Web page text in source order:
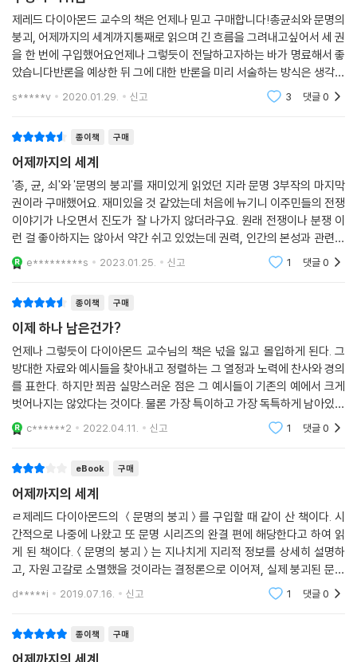
를 완성했다.
호모사피엔스의 출현에서 최첨단 기술문명까지 진화해온 인류역사에서
문화, 관습, 제도, 규범은 어떻게 변해왔는가? 6백만 년간 지속된 전통사
회는 1만 년 전 시작된 문명사회에 어떤 지혜와 가치를 알려주는가? 다이
아몬드 교수는 전통사회를 낭만적으로 미화하지는 않는다. 현대인에게는
가 더 건강하게 오래 살 수 있는 방법, 노후를 더 즐겁게 살 수 있는 방법, 아
이들을 더 자유롭게 키울 수 있는 방법을 어제의 세계로부터 배울 수 있음
을 역설한다. 문화인류학, 생태지리학, 언어학, 생물학, 법학 등을 총망라
한 압도적 지식, 눈부신 통찰을 통해 오늘의 역사이자 미래인 어제의 존재
이유를 생생하게 파헤쳤다. 지금보다 더 나은 삶의 방식을 찾고자 한다면
오늘의 세계를 넘어서야 한다! 재레드 다이아몬드 교수의 『어제까지의 세
계』는 어제와 오늘의 세계, 전통과 현대 사회의 진정한 화해와 공존을 모색
한 혁명적인 책이다.
“전통사회는 인간의 삶을 체계화하기 위해서 수만 년 동안 지속된 자연적
인 실험들이 집약된 공간이다. 우리는 이미 그런 실험을 시도한 사회들로
부터 배워야 한다. 전통적인 삶의 특징들에 대해 배울 때 우리는 어떤 특징
들을 떨쳐낸 것에 안도감을 느끼며 우리 사회를 더 고맙게 생각하게 될 것
이다. 반면에 우리가 부러워할 만한 특징들을 찾아내면, 그 특징들을 상실
한 것을 아쉬워하며, 선별적으로 받아들이거나 우리에게 맞게 개조하는 방
향을 생각해볼 수 있다. 다른 사회의 사람들이 삶을 꾸려간 다양한 방법들
p.51
분쟁의 해결 방법으로써 국가의 사법제도와 전쟁을 다시 생각하다!
국가사회와 전통사회는 분쟁을 각각 어떻게 해결하는가? 전통적인 사회
의 분쟁 해결은 그 후로도 작은 사회에서 서로 얼굴을 맞대고 살아야 하기
때문에 구성원들 간의 관계 회복에 목적이 있다. 국가사회는 관계의 회복
보다는 잘잘못을 따지는 데 더 집중한다. 서구식 재판은 어떤 일이 일어났
고 누가 그 행위를 했느냐를 따지지만, 전통사회의 화해 과정은 그 사건의
받았는가? 그 상처를 치유하기 위해서 무엇을 해야 하는가? 국가사회의
법 운용 방법과 전통 사회의 평화적인 분쟁 해결 방법을 비교 분석한다. 반
제레드 다이아몬드 교수의 책은 언제나 믿고 구매합니다!총균쇠와 문명의
붕괴, 어제까지의 세계까지통째로 읽으며 긴 흐름을 그려내고싶어서 세 권
을 한 번에 구입했어요언제나 그렇듯이 전달하고자하는 바가 명료해서 좋
았습니다반론을 예상한 뒤 그에 대한 반론을 미리 서술하는 방식은 생각의
흐름을 따라가기에 적합한 방식이라고 생각하는데 덕분에 읽기 편했어요
s*****v 2020.01.29. 신고 3 댓글0
종이책 구매
어제까지의 세계
'총, 균, 쇠'와 '문명의 붕괴'를 재미있게 읽었던 지라 문명 3부작의 마지막
권이라 구매했어요. 재미있을 것 같았는데 처음에 뉴기니 이주민들의 전쟁
이야기가 나오면서 진도가 잘 나가지 않더라구요. 원래 전쟁이나 분쟁 이
런 걸 좋아하지는 않아서 약간 쉬고 있었는데 권력, 인간의 본성과 관련된
다른 책을 읽다보니 어제까지의 세계와 연계되거나 책에서 서술한 사례와
유사하거나
e*********s 2023.01.25. 신고 1 댓글0
종이책 구매
이제 하나 남은건가?
언제나 그렇듯이 다이아몬드 교수님의 책은 넋을 잃고 몰입하게 된다. 그
방대한 자료와 예시들을 찾아내고 정렬하는 그 열정과 노력에 찬사와 경의
를 표한다. 하지만 쬐끔 실망스러운 점은 그 예시들이 기존의 예에서 크게
벗어나지는 않았다는 것이다. 물론 가장 특이하고 가장 독특하게 남아있는
뉴기니나 아프리카 몇몇 종족들, 남미의 외딴 종족들을 제외하고는 그런
예시를 들만한
c******2 2022.04.11. 신고 1 댓글0
eBook 구매
어제까지의 세계
ㄹ제레드 다이아몬드의 ＜문명의 붕괴＞를 구입할 때 같이 산 책이다. 시
간적으로 나중에 나왔고 또 문명 시리즈의 완결 편에 해당한다고 하여 읽
게 된 책이다.＜문명의 붕괴＞는 지나치게 지리적 정보를 상세히 설명하
고, 자원 고갈로 소멸했을 것이라는 결정론으로 이어져, 실제 붕괴된 문명
들이 그러했는지는 알 수 없고 추측만이 가득했었다.＜어제까지의 세계＞
d*****i 2019.07.16. 신고 1 댓글0
종이책 구매